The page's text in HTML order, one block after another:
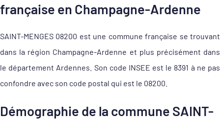
française en Champagne-Ardenne
SAINT-MENGES 08200 est une commune française se trouvant
dans la région Champagne-Ardenne et plus précisément dans
le département Ardennes. Son code INSEE est le 8391 à ne pas
confondre avec son code postal qui est le 08200.
Démographie de la commune SAINT-